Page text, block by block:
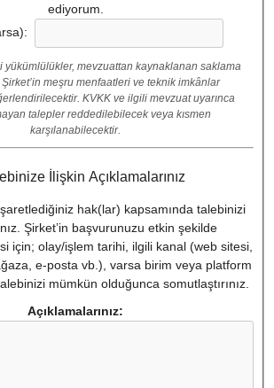
ediyorum.
yükümlülükler, mevzuattan kaynaklanan saklama
meşru menfaatleri ve teknik imkânlar
KVKK ve ilgili mevzuat uyarınca
talepler reddedilebilecek veya kısmen
karşılanabilecektir.
İlişkin Açıklamalarınız
hak(lar) kapsamında talebinizi
Şirket’in başvurunuzu etkin şekilde
için; olay/işlem tarihi, ilgili kanal (web sitesi,
e-posta vb.), varsa birim veya platform
mümkün olduğunca somutlaştırınız.
Açıklamalarınız: